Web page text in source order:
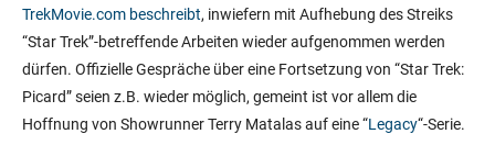
TrekMovie.com beschreibt, inwiefern mit Aufhebung des Streiks
“Star Trek”-betreffende Arbeiten wieder aufgenommen werden
dürfen. Offizielle Gespräche über eine Fortsetzung von “Star Trek:
Picard” seien z.B. wieder möglich, gemeint ist vor allem die
Hoffnung von Showrunner Terry Matalas auf eine “Legacy“-Serie.